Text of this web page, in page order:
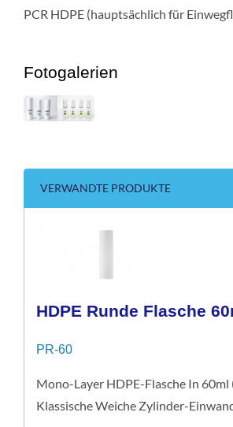
PCR HDPE (hauptsächlich für
Fotogalerien
VERWANDTE PRODUKTE
HDPE Runde Flasche
PR-60
Mono-Layer HDPE-Flasche In 60ml
Klassische Weiche Zylinder-